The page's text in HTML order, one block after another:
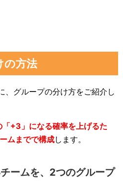
の方法
、グループの分け方をご紹介し
「+3」になる確率を上げるた
ムまでで構成します。
ームを、2つのグループ